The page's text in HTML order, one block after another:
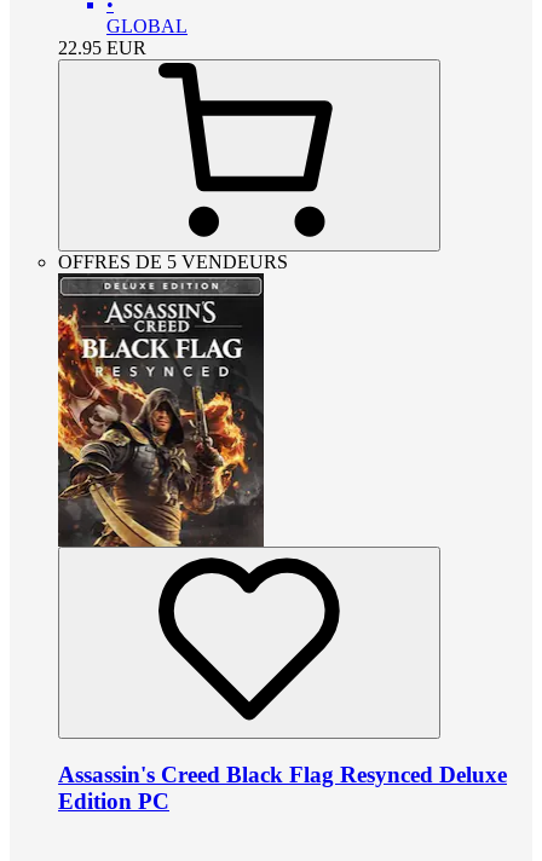
•
GLOBAL
22.95 EUR
OFFRES DE 5 VENDEURS
Assassin's Creed Black Flag Resynced Deluxe
Edition PC